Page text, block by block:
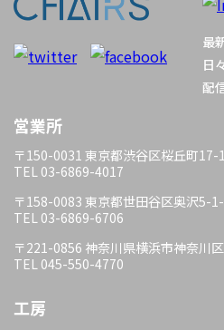
ー
シ
ョ
ン
最
日
配
営業所
〒150-0031 東京都渋谷区桜丘町17-
TEL 03-6869-4017
〒158-0083 東京都世田谷区奥沢5-
TEL 03-6869-6706
〒221-0856 神奈川県横浜市神奈川
TEL 045-550-4770
工房